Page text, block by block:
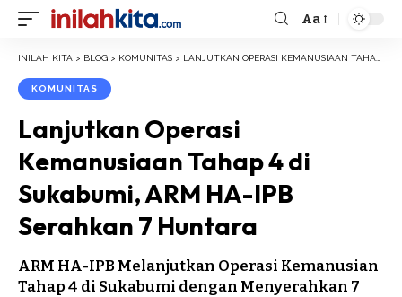
Font
Aa
INILAH KITA > BLOG > KOMUNITAS > LANJUTKAN OPERASI KEMANUSIAAN TAHAP 4 DI SUKABUMI, ARM HA-IPB SERAHKAN 7 HUNTARA
KOMUNITAS
Lanjutkan Operasi
Kemanusiaan Tahap 4 di
Sukabumi, ARM HA-IPB
Serahkan 7 Huntara
ARM HA-IPB Melanjutkan Operasi Kemanusian
Tahap 4 di Sukabumi dengan Menyerahkan 7